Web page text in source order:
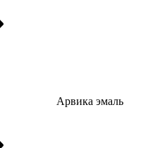
Арвика эмаль